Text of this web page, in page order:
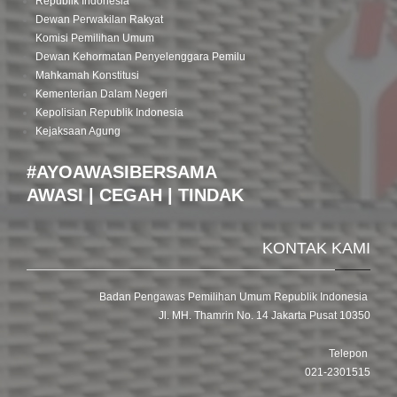
Dewan Perwakilan Rakyat
Komisi Pemilihan Umum
Dewan Kehormatan Penyelenggara Pemilu
Mahkamah Konstitusi
Kementerian Dalam Negeri
Kepolisian Republik Indonesia
Kejaksaan Agung
#AYOAWASIBERSAMA
AWASI | CEGAH | TINDAK
KONTAK KAMI
Badan Pengawas Pemilihan Umum Republik Indonesia
Jl. MH. Thamrin No. 14 Jakarta Pusat 10350
Telepon
021-2301515